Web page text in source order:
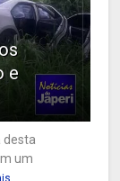
e
desta
um